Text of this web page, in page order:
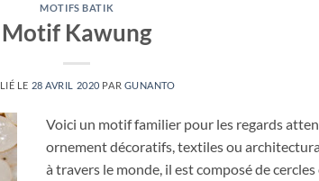
MOTIFS BATIK
Motif Kawung
LE 28 AVRIL 2020 PAR GUNANTO
Voici un motif familier pour les regards
ornement décoratifs, textiles ou
à travers le monde, il est composé de